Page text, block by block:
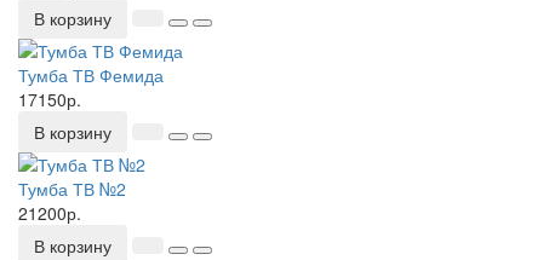
В корзину
Тумба ТВ Фемида
17150р.
В корзину
Тумба ТВ №2
21200р.
В корзину